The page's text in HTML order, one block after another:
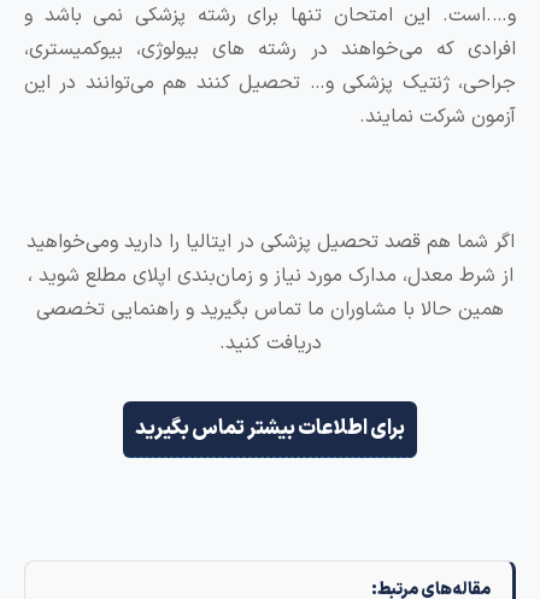
این امتحان تنها برای رشته پزشکی نمی باشد و
که می‌خواهند در رشته های بیولوژی، بیوکمیستری،
ژنتیک پزشکی و… تحصیل کنند هم می‌توانند در این
شرکت نمایند.
هم قصد تحصیل پزشکی در ایتالیا را دارید ومی‌خواهید
معدل، مدارک مورد نیاز و زمان‌بندی اپلای مطلع شوید ،
حالا با مشاوران ما تماس بگیرید و راهنمایی تخصصی
دریافت کنید.
برای اطلاعات بیشتر تماس بگیرید
مرتبط: